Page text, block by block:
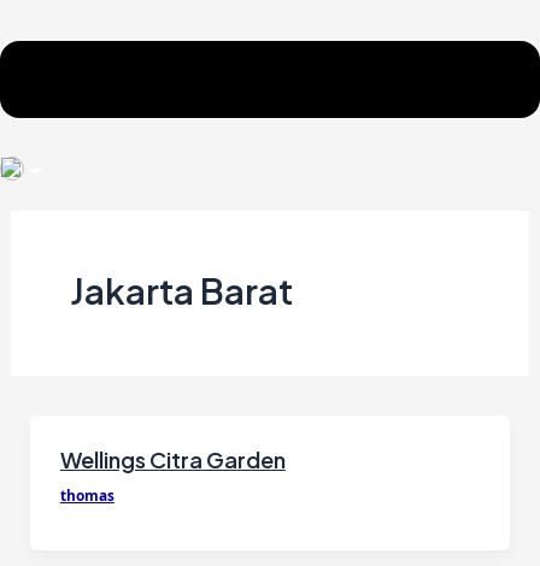
Jakarta Barat
Wellings Citra Garden
thomas